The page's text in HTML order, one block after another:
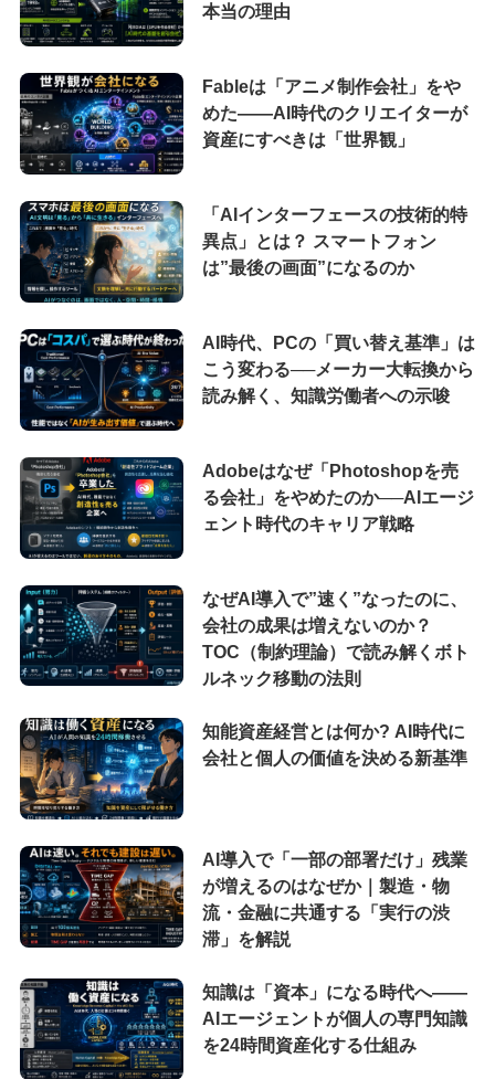
本当の理由
Fableは「アニメ制作会社」をや
めた――AI時代のクリエイターが
資産にすべきは「世界観」
「AIインターフェースの技術的特
異点」とは？ スマートフォン
は”最後の画面”になるのか
AI時代、PCの「買い替え基準」は
こう変わる──メーカー大転換から
読み解く、知識労働者への示唆
Adobeはなぜ「Photoshopを売
る会社」をやめたのか──AIエージ
ェント時代のキャリア戦略
なぜAI導入で”速く”なったのに、
会社の成果は増えないのか？
TOC（制約理論）で読み解くボト
ルネック移動の法則
知能資産経営とは何か? AI時代に
会社と個人の価値を決める新基準
AI導入で「一部の部署だけ」残業
が増えるのはなぜか｜製造・物
流・金融に共通する「実行の渋
滞」を解説
知識は「資本」になる時代へ——
AIエージェントが個人の専門知識
を24時間資産化する仕組み